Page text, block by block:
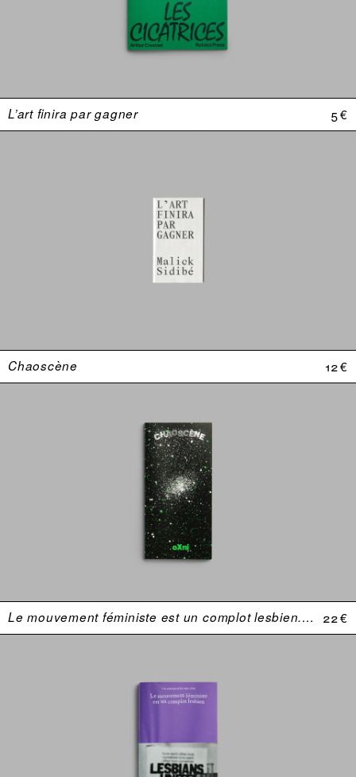
L’art finira par gagner 5 €
Chaoscène 12 €
Le mouvement féministe est un complot lesbien. Une anthologie (USA 1969–1974) 22 €